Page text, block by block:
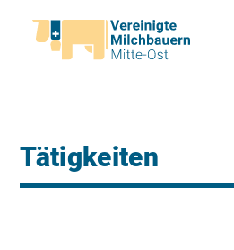
Tätigkeiten